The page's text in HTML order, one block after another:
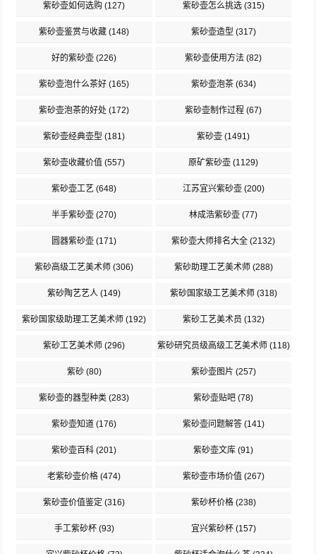
紫砂壶如何选购 (127) 紫砂壶怎么挑选(315)
紫砂壶鉴赏与收藏 (148) 紫砂壶造型 (317)
好的紫砂壶 (226) 紫砂壶使用方法 (82)
紫砂壶泡什么茶好 (165) 紫砂壶泡茶(634)
紫砂壶泡茶的好处 (172) 紫砂壶制作过程 (67)
紫砂壶经典壶型 (181) 紫砂壶 (1491)
紫砂壶收藏价值 (557) 原矿紫砂壶 (1129)
紫砂壶工艺 (648) 江苏宜兴紫砂壶(200)
半手紫砂壶 (270) 林成浩紫砂壶 (77)
圆器紫砂壶 (171) 紫砂壶大师排名大全 (2132)
紫砂高级工艺美术师 (306) 紫砂助理工艺美术师 (288)
紫砂陶艺艺人 (149) 紫砂国家级工艺美术师 (318)
紫砂国家级助理工艺美术师 (192) 紫砂工艺美术员 (132)
紫砂工艺美术师 (296) 紫砂研究员级高级工艺美术师 (118)
紫砂(80) 紫砂壶图片 (257)
紫砂壶的器型种类 (283) 紫砂壶贴吧 (78)
紫砂壶知道 (176) 紫砂壶问题解答(141)
紫砂壶百科 (201) 紫砂壶文库 (91)
老紫砂壶价格 (474) 紫砂壶市场价值 (267)
紫砂壶价值鉴定 (316) 紫砂杯价格(238)
手工紫砂杯(93) 宜兴紫砂杯(157)